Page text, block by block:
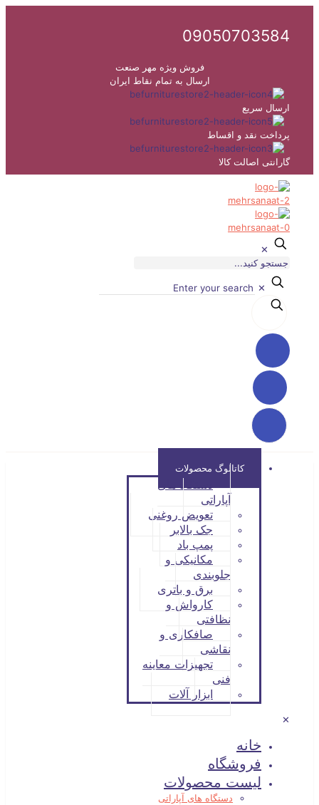
09050703584
فروش ویژه مهر صنعت
ارسال به تمام نقاط ایران
ارسال سریع
پرداخت نقد و اقساط
گارانتی اصالت کالا
✕
✕
کاتالوگ محصولات
دستگاه های
آپاراتی
تعویض روغنی
جک بالابر
پمپ باد
مکانیکی و
جلوبندی
برق و باتری
کارواش و
نظافتی
صافکاری و
نقاشی
تجهیزات معاینه
فنی
ابزار آلات
✕
خانه
فروشگاه
لیست محصولات
دستگاه های آپاراتی